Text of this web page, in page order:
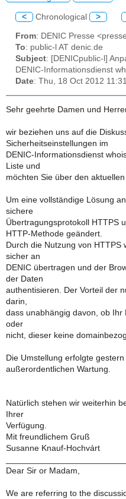
< Chronological >
From: DENIC Presse
To: public-l AT denic.de
Subject: [DENICpublic-l]
DENIC-Informationsdienst
Date: Thu, 18 Oct 2012
Sehr geehrte Damen und
wir beziehen uns auf die
Sicherheitseinstellungen im
DENIC-Informationsdienst
Liste und
möchten Sie über den
Um eine vollständige Lösung
sichere
Übertragungsprotokoll HTTPS
HTTP-Methode geändert.
Durch die Nutzung von HTTPS
sicher an
DENIC übertragen und der
der Daten
authentisieren. Der Vorteil der
darin,
dass unabhängig davon, ob
oder
nicht, dieser keine
Die Umstellung erfolgte
außerordentlichen Wartung.
Natürlich stehen wir weiterhin
Ihrer
Verfügung.
Mit freundlichem Gruß
Susanne Knauf-Hochvárt
Dear Sir or Madam,
We are referring to the